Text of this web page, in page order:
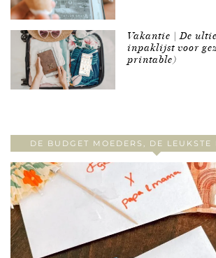
Vakantie | De
inpaklijst voor
printable)
DE BUDGET MOEDERS, DE LEUKSTE